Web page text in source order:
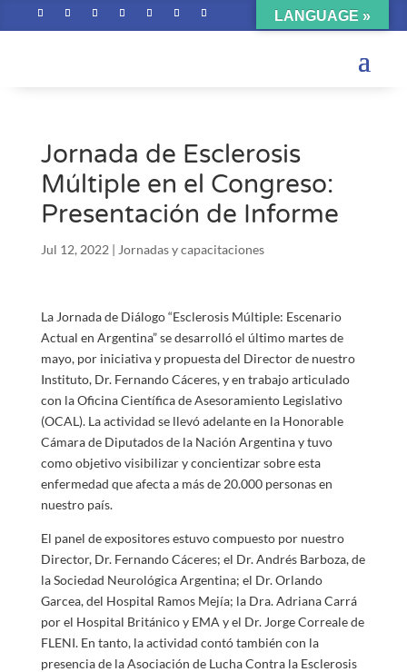
Jornada de Esclerosis
Múltiple en el Congreso:
Presentación de Informe
Jul 12, 2022 | Jornadas y capacitaciones
La Jornada de Diálogo “Esclerosis Múltiple: Escenario
Actual en Argentina” se desarrolló el último martes de
mayo, por iniciativa y propuesta del Director de nuestro
Instituto, Dr. Fernando Cáceres, y en trabajo articulado
con la Oficina Científica de Asesoramiento Legislativo
(OCAL). La actividad se llevó adelante en la Honorable
Cámara de Diputados de la Nación Argentina y tuvo
como objetivo visibilizar y concientizar sobre esta
enfermedad que afecta a más de 20.000 personas en
nuestro país.
El panel de expositores estuvo compuesto por nuestro
Director, Dr. Fernando Cáceres; el Dr. Andrés Barboza, de
la Sociedad Neurológica Argentina; el Dr. Orlando
Garcea, del Hospital Ramos Mejía; la Dra. Adriana Carrá
por el Hospital Británico y EMA y el Dr. Jorge Correale de
FLENI. En tanto, la actividad contó también con la
presencia de la Asociación de Lucha Contra la Esclerosis
LANGUAGE »